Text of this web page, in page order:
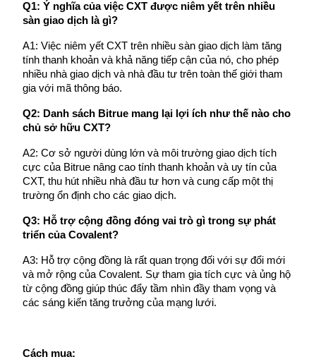
Đối tác Bitrue
Giới thiệu
Mời một người bạn để nhận phần thưởng tiền mặt
BTC Welcome Rewards
Q1: Ý nghĩa của việc CXT được niêm yết trên nhiều
sàn giao dịch là gì?
A1: Việc niêm yết CXT trên nhiều sàn giao dịch làm tăng
tính thanh khoản và khả năng tiếp cận của nó, cho phép
nhiều nhà giao dịch và nhà đầu tư trên toàn thế giới tham
gia với mã thông báo.
Q2: Danh sách Bitrue mang lại lợi ích như thế nào cho
chủ sở hữu CXT?
A2: Cơ sở người dùng lớn và môi trường giao dịch tích
cực của Bitrue nâng cao tính thanh khoản và uy tín của
CXT, thu hút nhiều nhà đầu tư hơn và cung cấp một thị
trường ổn định cho các giao dịch.
Q3: Hỗ trợ cộng đồng đóng vai trò gì trong sự phát
triển của Covalent?
A3: Hỗ trợ cộng đồng là rất quan trọng đối với sự đổi mới
và mở rộng của Covalent. Sự tham gia tích cực và ủng hộ
từ cộng đồng giúp thúc đẩy tầm nhìn đầy tham vọng và
các sáng kiến tăng trưởng của mạng lưới.
Cách mua: